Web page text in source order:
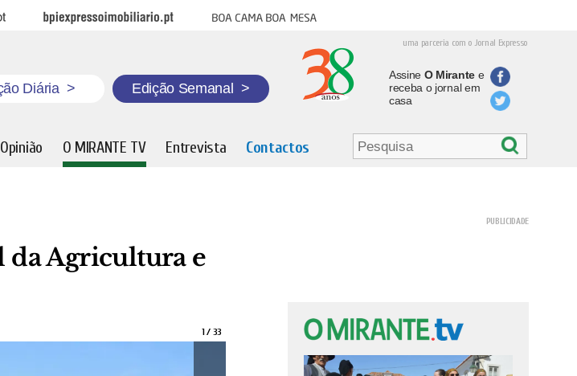
BPI Expresso Imobiliário Boa cama boa mesa
uma parceria com o Jornal Expresso
Diária > Edição Semanal >
Assine O Mirantee
receba o jornal em
casa
Opinião O MIRANTE TV Entrevista Contactos
da Agricultura e
1/ 33